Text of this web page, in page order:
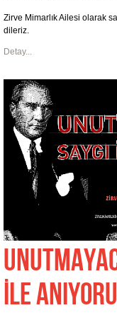
Zirve Mimarlık Ailesi olarak
dileriz.
Detay...
İLE